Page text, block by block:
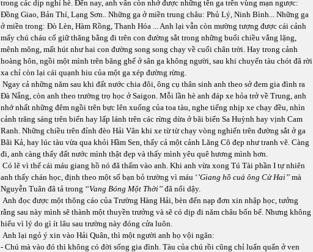
trong các dịp nghỉ hè. Đến nay, anh vẫn còn nhớ được những tên ga trên vùng mạn ngược:
Đồng Giao, Bản Thí, Lạng Sơn.. Những ga ở miền trung châu: Phủ Lý, Ninh Bình... Những ga
ở miền trong: Đò Lèn, Hàm Rồng, Thanh Hóa ... Anh lại vẫn còn mường tượng được cái cảnh
mấy chú cháu cố giữ thăng bằng đi trên con đường sắt trong những buổi chiều vắng lặng,
mênh mông, mất hút như hai con đường song song chạy về cuối chân trời. Hay trong cảnh
hoàng hôn, ngồi một mình trên băng ghế ở sân ga không người, sau khi chuyến tàu chót đã rời
xa chỉ còn lại cái quạnh hiu của một ga xép đường rừng.
Ngay cả những năm sau khi đất nước chia đôi, ông cụ thân sinh anh theo sở đem gia đình ra
Đà Nẵng, còn anh theo trường trọ học ở Saigon. Mỗi lần hè anh đáp xe hỏa trở về Trung, anh
nhớ nhất những đêm ngồi trên bực lên xuống của toa tàu, nghe tiếng nhịp xe chạy đều, nhìn
cảnh trăng sáng trên biển hay lấp lánh trên các rừng dừa ở bãi biển Sa Huỳnh hay vịnh Cam
Ranh. Những chiều trên đỉnh đèo Hải Vân khi xe từ từ chạy vòng nghiến trên đường sắt ở ga
Bãi Kả, hay lúc tàu vừa qua khỏi Hầm Sen, thấy cả một cảnh Lăng Cô đẹp như tranh vẽ. Càng
đi, anh càng thấy đất nước mình thật đẹp và thấy mình yêu quê hương mình hơn.
Có lẽ vì thế cái máu giang hồ nó đã thấm vào anh. Khi anh vừa xong Tú Tài phần I tự nhiên
anh thấy chán học, định theo một số bạn bỏ trường vì máu ‘ ’Giang hồ cuả ông Cử Hai’’ mà
Nguyễn Tuân đã tả trong ‘‘Vang Bóng Một Thời’’ đã nổi dậy.
Anh đọc được một thông cáo của Trường Hàng Hải, bèn đến nạp đơn xin nhập học, tưởng
rằng sau này mình sẽ thành một thuyền trưởng và sẽ có dịp đi năm châu bốn bể. Nhưng không
hiểu vì lý do gì ít lâu sau trường này đóng cửa luôn.
Anh lại ngỏ ý xin vào Hải Quân, thì một người anh họ vội ngăn:
- Chú mà vào đó thì không có đời sống gia đình. Tàu của chú rồi cũng chỉ luẩn quẩn ở ven